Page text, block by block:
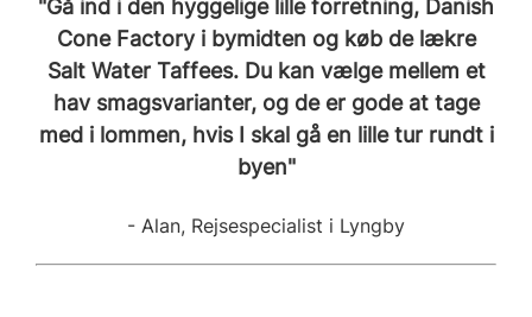
"Gå ind i den hyggelige lille forretning, Danish
Cone Factory i bymidten og køb de lækre
Salt Water Taffees. Du kan vælge mellem et
hav smagsvarianter, og de er gode at tage
med i lommen, hvis I skal gå en lille tur rundt i
byen"
- Alan, Rejsespecialist i Lyngby